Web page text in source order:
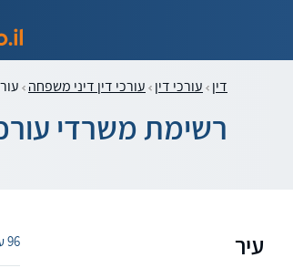
דין עורכי דין עורכי דין דיני משפחה
רשימת משרדי
עיר 96 עורכי דין מזונות ילדים